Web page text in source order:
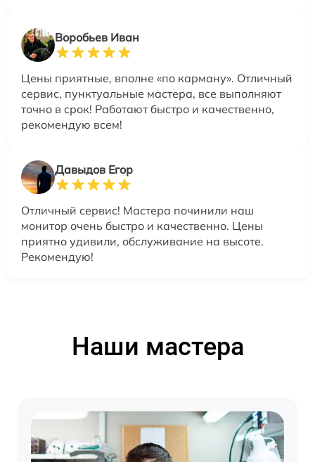
Воробьев Иван
Цены приятные, вполне «по карману». Отличный
сервис, пунктуальные мастера, все выполняют
точно в срок! Работают быстро и качественно,
рекомендую всем!
Давыдов Егор
Отличный сервис! Мастера починили наш
монитор очень быстро и качественно. Цены
приятно удивили, обслуживание на высоте.
Рекомендую!
Наши мастера